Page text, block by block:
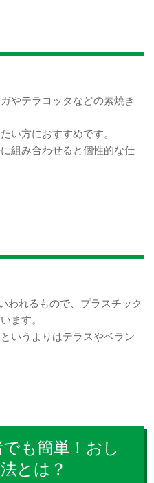
やテラコッタなどの素焼き
い方におすすめです。
組み合わせると個性的な仕
われるもので、プラスチック
ます。
いうよりはテラスやベラン
も簡単！おし
とは？